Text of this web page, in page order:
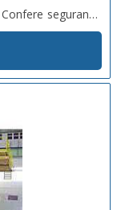
segurança
Pode ser
Correias planas: